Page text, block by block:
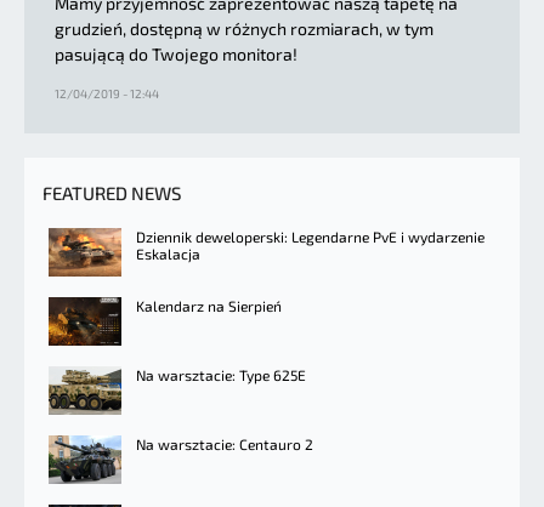
grudzień, dostępną w różnych rozmiarach, w tym
pasującą do Twojego monitora!
12/04/2019 - 12:44
FEATURED NEWS
Dziennik deweloperski: Legendarne PvE i wydarzenie
Eskalacja
Kalendarz na Sierpień
Na warsztacie: Type 625E
Na warsztacie: Centauro 2